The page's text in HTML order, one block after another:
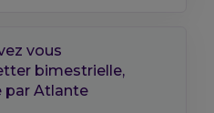
vous
bimestrielle,
par Atlante